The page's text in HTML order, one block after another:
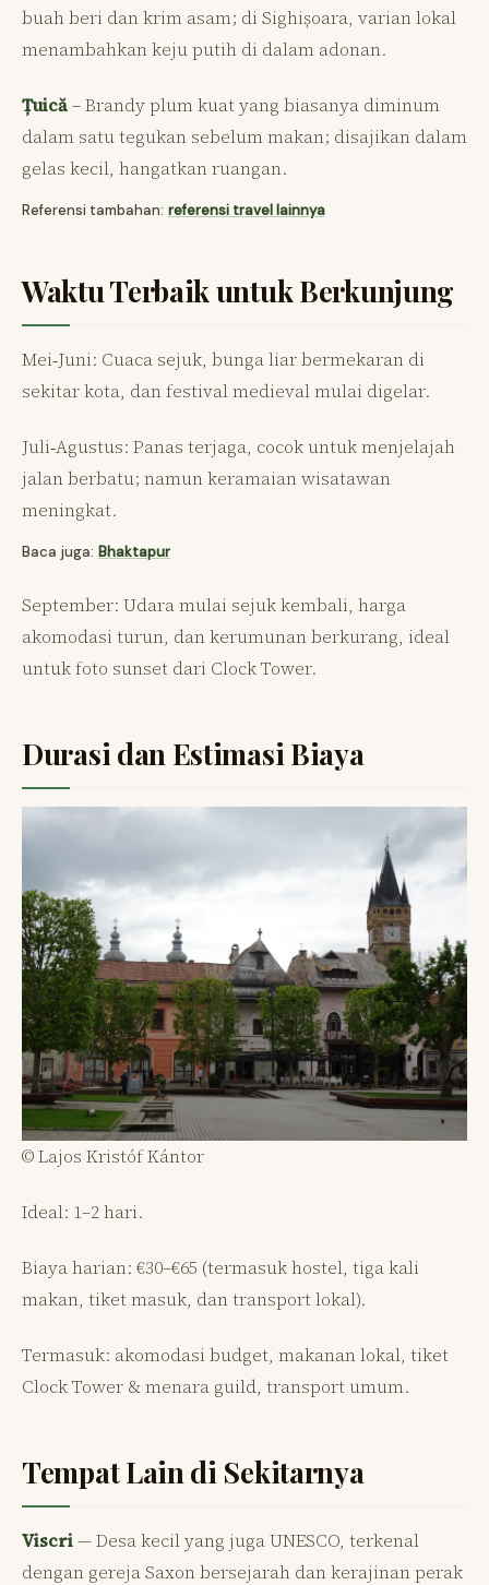
buah beri dan krim asam; di Sighișoara, varian lokal
menambahkan keju putih di dalam adonan.
Țuică– Brandy plum kuat yang biasanya diminum
dalam satu tegukan sebelum makan; disajikan dalam
gelas kecil, hangatkan ruangan.
Referensi tambahan: referensi travel lainnya
Waktu Terbaik untuk Berkunjung
Mei‑Juni: Cuaca sejuk, bunga liar bermekaran di
sekitar kota, dan festival medieval mulai digelar.
Juli‑Agustus: Panas terjaga, cocok untuk menjelajah
jalan berbatu; namun keramaian wisatawan
meningkat.
Baca juga: Bhaktapur
September: Udara mulai sejuk kembali, harga
akomodasi turun, dan kerumunan berkurang, ideal
untuk foto sunset dari Clock Tower.
Durasi dan Estimasi Biaya
© Lajos Kristóf Kántor
Ideal: 1–2 hari.
Biaya harian: €30–€65 (termasuk hostel, tiga kali
makan, tiket masuk, dan transport lokal).
Termasuk: akomodasi budget, makanan lokal, tiket
Clock Tower & menara guild, transport umum.
Tempat Lain di Sekitarnya
Viscri— Desa kecil yang juga UNESCO, terkenal
dengan gereja Saxon bersejarah dan kerajinan perak